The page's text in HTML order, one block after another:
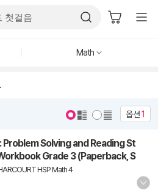
Math
옵션1
Problem Solving and Reading St
Grade 3 (Paperback, S
HSP Math 4